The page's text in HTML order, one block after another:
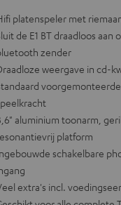
platenspeler met
de E1 BT draadloos
zender
weergave in cd-
aluminium toonarm,
platform
schakelbare
extra's incl.